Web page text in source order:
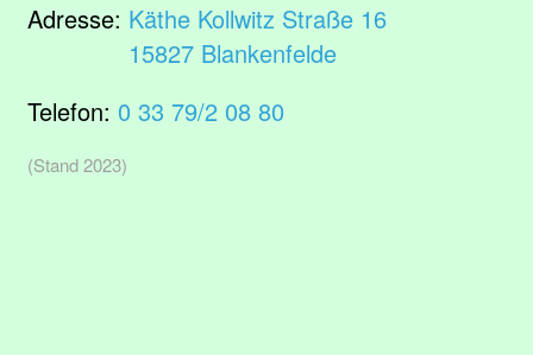
Adresse: Käthe Kollwitz Straße 16
15827 Blankenfelde
Telefon: 0 33 79/2 08 80
(Stand 2023)